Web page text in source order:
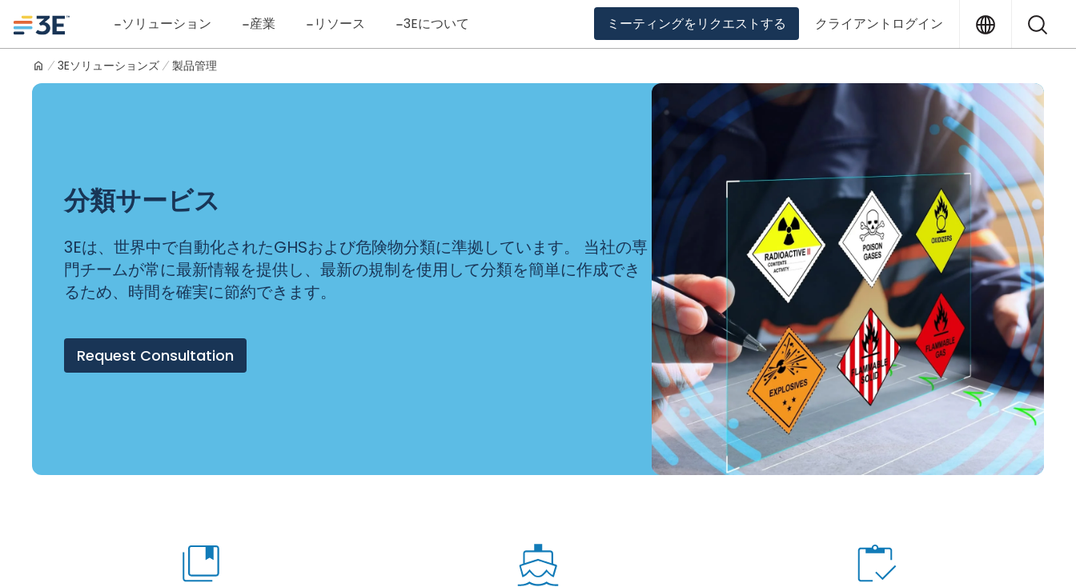
content
ソリューション 産業 リソース 3Eについて Translation
クライアントログイン
ミーティングをリクエストする
3Eソリューションズ 製品管理
分類サービス
3Eは、世界中で自動化されたGHSおよび危険物分類に準拠しています。 当社の専
門チームが常に最新情報を提供し、最新の規制を使用して分類を簡単に作成でき
るため、時間を確実に節約できます。
Request Consultation